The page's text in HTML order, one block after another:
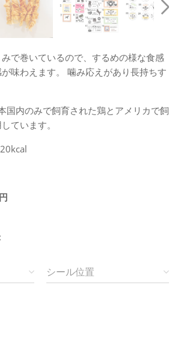
で巻いているので、するめの様な食感
味わえます。 噛み応えがあり長持ちす
国内のみで飼育された鶏とアメリカで飼
ています。
シール位置